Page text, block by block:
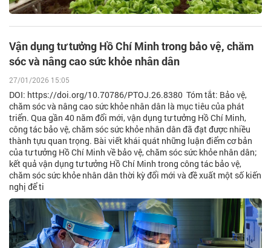
Vận dụng tư tưởng Hồ Chí Minh trong bảo vệ, chăm
sóc và nâng cao sức khỏe nhân dân
27/01/2026 15:05
DOI: https://doi.org/10.70786/PTOJ.26.8380 Tóm tắt: Bảo vệ,
chăm sóc và nâng cao sức khỏe nhân dân là mục tiêu của phát
triển. Qua gần 40 năm đổi mới, vận dụng tư tưởng Hồ Chí Minh,
công tác bảo vệ, chăm sóc sức khỏe nhân dân đã đạt được nhiều
thành tựu quan trọng. Bài viết khái quát những luận điểm cơ bản
của tư tưởng Hồ Chí Minh về bảo vệ, chăm sóc sức khỏe nhân dân;
kết quả vận dụng tư tưởng Hồ Chí Minh trong công tác bảo vệ,
chăm sóc sức khỏe nhân dân thời kỳ đổi mới và đề xuất một số kiến
nghị để ti